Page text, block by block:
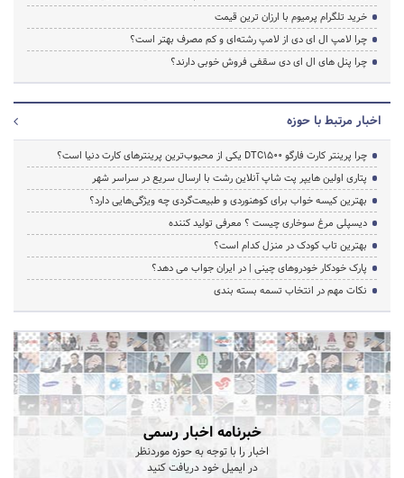
خرید تلگرام پرمیوم با ارزان ترین قیمت
چرا لامپ ال ای دی از لامپ رشته‌ای و کم مصرف بهتر است؟
چرا پنل های ال ای دی سقفی فروش خوبی دارند؟
اخبار مرتبط با حوزه
چرا پرینتر کارت فارگو DTC1500 یکی از محبوب‌ترین پرینترهای کارت دنیا است؟
پتاری اولین هایپر پت شاپ آنلاین رشت با ارسال سریع در سراسر شهر
بهترین کیسه خواب برای کوهنوردی و طبیعت‌گردی چه ویژگی‌هایی دارد؟
دیسپلی مرغ سوخاری چیست ؟ معرفی تولید کننده
بهترین تاب کودک در منزل کدام است؟
پارک خودکار خودروهای چینی | در ایران جواب می دهد؟
نکات مهم در انتخاب تسمه بسته بندی
خبرنامه اخبار رسمی
اخبار را با توجه به حوزه موردنظر
در ایمیل خود دریافت کنید